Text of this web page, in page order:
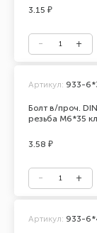
3.15 ₽
Болт в/проч.
резьба М6*35
Артикул: 933-
3.58 ₽
Артикул: 933-